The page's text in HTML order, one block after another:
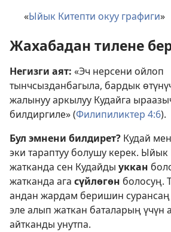
«Ыйык Китепти окуу графиги»
Жахабадан тилене
Негизги аят: «Эч нерсени ойлоп
тынчсызданбагыла, бардык
жалынуу аркылуу Кудайга
билдиргиле» (Филипиликтер 4:6).
Бул эмнени билдирет? Кудай
эки тараптуу болушу керек. Ыйык
жатканда сен Кудайды уккан
жатканда ага сүйлөгөн болосуң.
андан жардам беришин
эле алып жаткан баталарың үчүн
айтканды унутпа.